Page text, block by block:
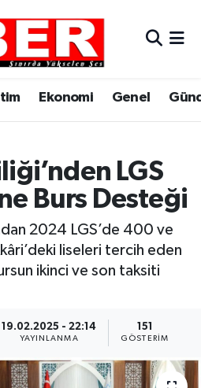
Ekonomi Genel
LGS
Burs Desteği
2024 LGS’de 400 ve
liseleri tercih eden
ikinci ve son taksiti
19.02.2025 - 22:14
YAYINLANMA
151
GÖSTERIM
ve Fikstür